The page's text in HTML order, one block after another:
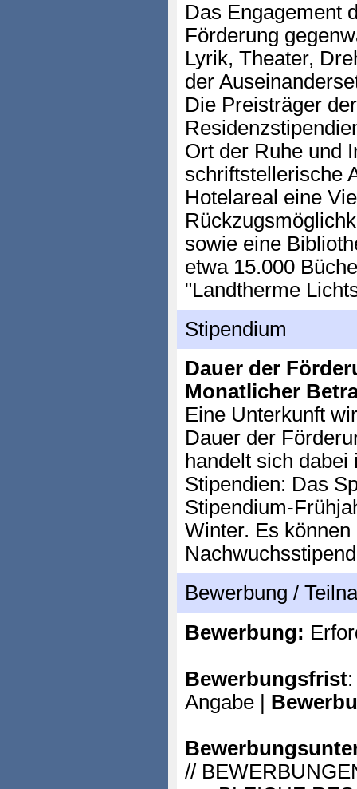
Das Engagement
Förderung
Lyrik, Theater,
der
Die Preisträger
Ort der Ruhe und
schriftstellerische
Hotelareal eine
sowie eine
etwa 15.000
"Landtherme
Stipendium
Dauer der
Monatlicher
Eine Unterkunft
Dauer der
handelt sich
Stipendien: Das
Stipendium-
Winter. Es
Bewerbung /
Bewerbung:
Bewerbungsfrist
Angabe |
//